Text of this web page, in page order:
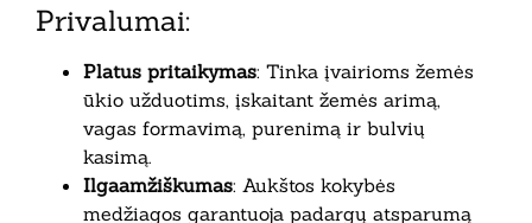
Privalumai:
Platus pritaikymas: Tinka įvairioms žemės
ūkio užduotims, įskaitant žemės arimą,
vagas formavimą, purenimą ir bulvių
kasimą.
Ilgaamžiškumas: Aukštos kokybės
medžiagos garantuoja padargų atsparumą